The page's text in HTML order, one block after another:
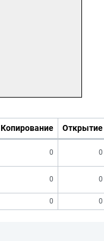
Копирование Открытие
0 0
0 0
0 0